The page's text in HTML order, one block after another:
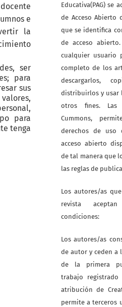
e
la
ser
para
sus
para
tenga
Educativa(PAG) se
de Acceso Abierto
que se identifica
de acceso
cualquier usuario
completo de los
descargarlos,
distribuirlos y usar
otros fines. Las
Cummons,
derechos de uso
acceso abierto
de tal manera que
las reglas de
Los autores/as
revista
condiciones:
Los autores/as
de autor y ceden a
de la primera
trabajo
atribución de
permite a terceros